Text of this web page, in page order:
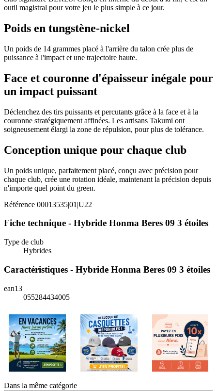
outil magistral pour votre jeu le plus simple à ce jour.
Poids en tungstène-nickel
Un poids de 14 grammes placé à l'arrière du talon crée plus de
puissance à l'impact et une trajectoire haute.
Face et couronne d'épaisseur inégale pour
un impact puissant
Déclenchez des tirs puissants et percutants grâce à la face et à la
couronne stratégiquement affinées. Les artisans Takumi ont
soigneusement élargi la zone de répulsion, pour plus de tolérance.
Conception unique pour chaque club
Un poids unique, parfaitement placé, conçu avec précision pour
chaque club, crée une rotation idéale, maintenant la précision depuis
n'importe quel point du green.
Référence 00013535|01|U22
Fiche technique - Hybride Honma Beres 09 3 étoiles
Type de club
Hybrides
Caractéristiques - Hybride Honma Beres 09 3 étoiles
ean13
055284434005
Dans la même catégorie